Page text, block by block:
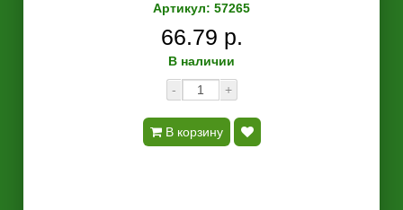
Артикул: 57265
66.79 р.
В наличии
-
+
В корзину